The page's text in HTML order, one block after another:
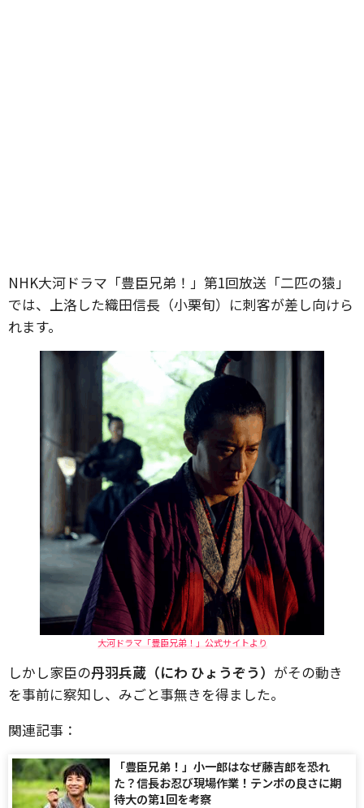
NHK大河ドラマ「豊臣兄弟！」第1回放送「二匹の猿」
では、上洛した織田信長（小栗旬）に刺客が差し向けら
れます。
大河ドラマ「豊臣兄弟！」公式サイトより
しかし家臣の丹羽兵蔵（にわ ひょうぞう） がその動き
を事前に察知し、みごと事無きを得ました。
関連記事：
「豊臣兄弟！」小一郎はなぜ藤吉郎を恐れ
た？信長お忍び現場作業！テンポの良さに期
待大の第1回を考察